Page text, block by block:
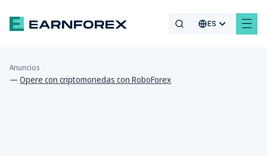
ES
Anuncios
— Opere con criptomonedas con RoboForex